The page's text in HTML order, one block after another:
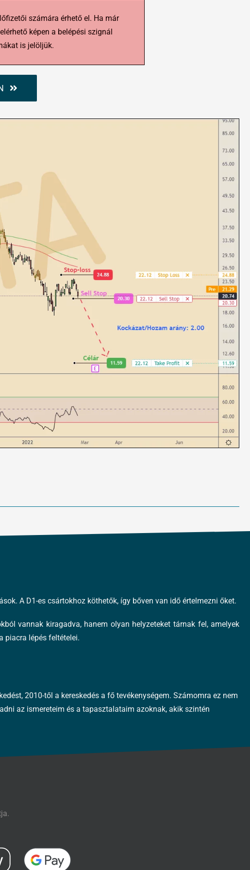
számára érhető el. Ha már
képen a belépési szignál
is jelöljük.
A D1-es csártokhoz köthetők, így bőven van idő értelmezni őket.
vannak kiragadva, hanem olyan helyzeteket tárnak fel, amelyek
piacra lépés feltételei.
2010-től a kereskedés a fő tevékenységem. Számomra ez nem
az ismereteim és a tapasztalataim azoknak, akik szintén